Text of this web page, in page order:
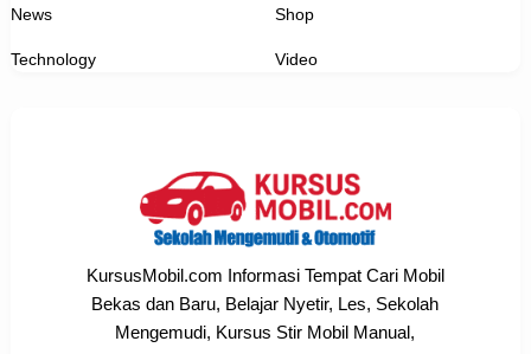
News Shop
Technology Video
KursusMobil.com Informasi Tempat Cari Mobil
Bekas dan Baru, Belajar Nyetir, Les, Sekolah
Mengemudi, Kursus Stir Mobil Manual,